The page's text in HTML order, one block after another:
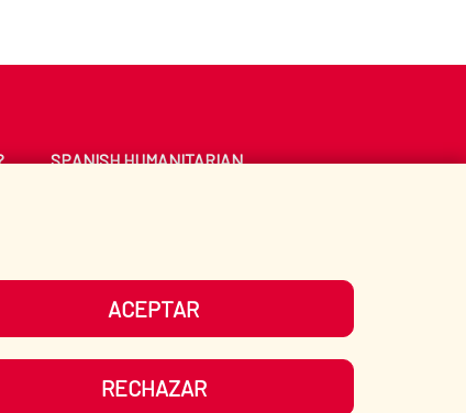
ACEPTAR
RECHAZAR
SPANISH HUMANITARIAN
MEDIA